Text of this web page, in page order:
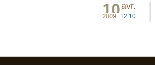
10avr.
2009 12:10